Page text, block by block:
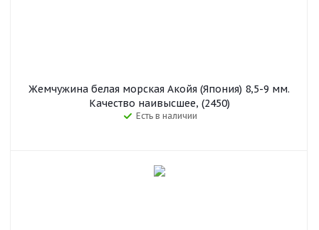
Жемчужина белая морская Акойя (Япония) 8,5-9 мм.
Качество наивысшее, (2450)
Есть в наличии